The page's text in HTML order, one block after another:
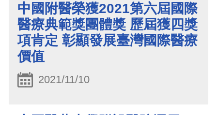
中國附醫榮獲2021第六屆國際
醫療典範獎團體獎 歷屆獲四獎
項肯定 彰顯發展臺灣國際醫療
價值
2021/11/10